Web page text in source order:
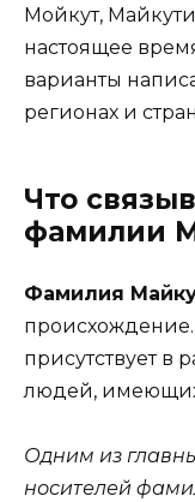
Мойкут,
настоящее
варианты
регионах и
Что
фамилии
Фамилия
присутствует в
людей,
Одним из
носителей